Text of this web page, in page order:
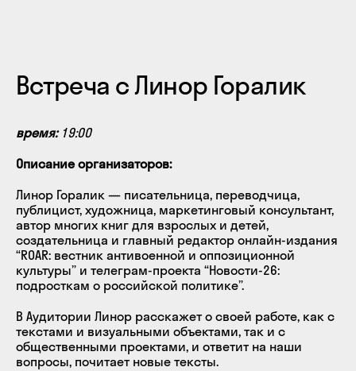
Встреча с Линор Горалик
время: 19:00
Описание организаторов:
Линор Горалик — писательница, переводчица,
публицист, художница, маркетинговый консультант,
автор многих книг для взрослых и детей,
создательница и главный редактор онлайн-издания
“ROAR: вестник антивоенной и оппозиционной
культуры” и телеграм-проекта “Новости-26:
подросткам о российской политике”.
В Аудитории Линор расскажет о своей работе, как с
текстами и визуальными объектами, так и с
общественными проектами, и ответит на наши
вопросы, почитает новые тексты.